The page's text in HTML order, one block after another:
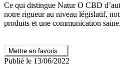
Ce qui distingue Natur O CBD
notre rigueur au niveau législatif,
produits et une communication saine.
Mettre en favoris
Publié le 13/06/2022